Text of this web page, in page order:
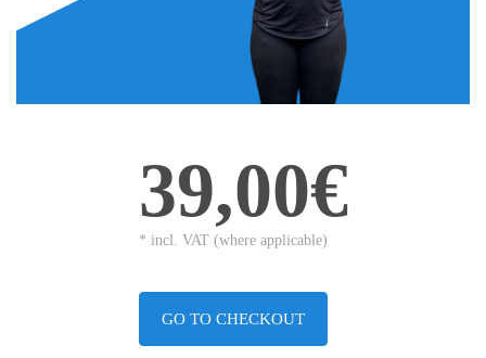
39,00€
* incl. VAT (where applicable)
GO TO CHECKOUT